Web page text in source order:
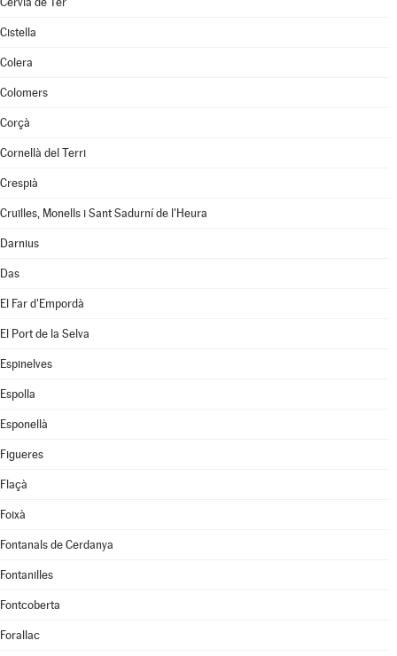
Cistella
Colera
Colomers
Corçà
Cornellà del Terri
Crespià
Cruïlles, Monells i Sant Sadurní de l'Heura
Darnius
Das
El Far d'Empordà
El Port de la Selva
Espinelves
Espolla
Esponellà
Figueres
Flaçà
Foixà
Fontanals de Cerdanya
Fontanilles
Fontcoberta
Forallac